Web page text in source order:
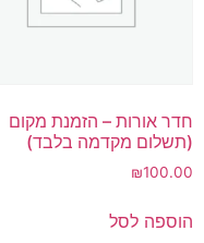
חדר אורות – הזמנת מקום
(תשלום מקדמה בלבד)
₪100.00
הוספה לסל